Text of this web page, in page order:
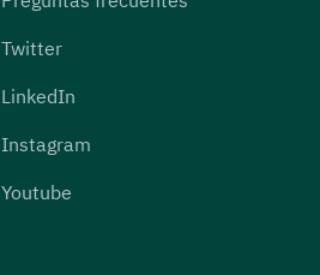
Twitter
LinkedIn
Instagram
Youtube